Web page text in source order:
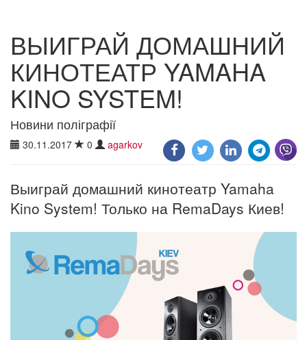
ВЫИГРАЙ ДОМАШНИЙ
КИНОТЕАТР YAMAHA
KINO SYSTEM!
Новини поліграфії
30.11.2017 0 agarkov
Выиграй домашний кинотеатр Yamaha
Kino System! Только на RemaDays Киев!